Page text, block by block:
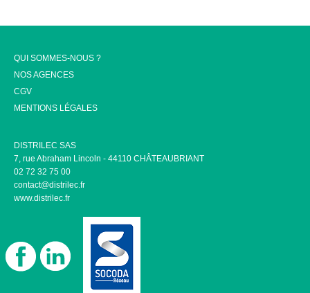
QUI SOMMES-NOUS ?
NOS AGENCES
CGV
MENTIONS LÉGALES
DISTRILEC SAS
7, rue Abraham Lincoln - 44110 CHÂTEAUBRIANT
02 72 32 75 00
contact@distrilec.fr
www.distrilec.fr